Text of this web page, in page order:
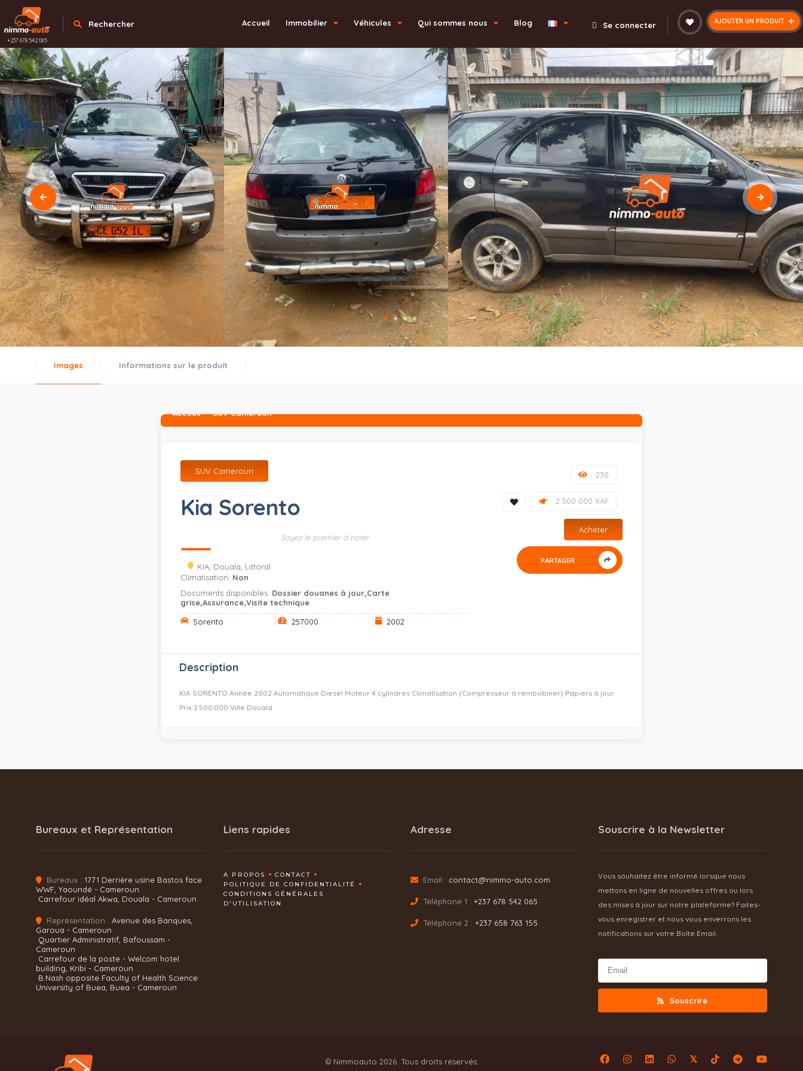
+237 678 542 065
Rechercher AJOUTER UN PRODUIT
Se connecter
Accueil Immobilier Véhicules Qui sommes nous Blog
Images Informations sur le produit
Accueil SUV Cameroun
SUV Cameroun
Kia Sorento
Soyez le premier à noter
KIA, Douala, Littoral
Climatisation: Non
Documents disponibles: Dossier douanes à jour,Carte
grise,Assurance,Visite technique
Sorento
257000 2002
230
2 500 000 XAF
Acheter
PARTAGER
Description
KIA SORENTO Année 2002 Automatique Diesel Moteur 4 cylindres Climatisation (Compresseur à rembobiner) Papiers à jour
Prix 2.500.000 Ville Douala
Bureaux et Représentation
Bureaux : 1771 Derrière usine Bastos face
WWF, Yaoundé - Cameroun
Carrefour idéal Akwa, Douala - Cameroun
Représentation : Avenue des Banques,
Garoua - Cameroun
Quartier Administratif, Bafoussam -
Cameroun
Carrefour de la poste - Welcom hotel
building, Kribi - Cameroun
B.Nash opposite Faculty of Health Science
University of Buea, Buea - Cameroun
Liens rapides
A PROPOS
CONTACT
POLITIQUE DE CONFIDENTIALITÉ
CONDITIONS GÉNÉRALES
D'UTILISATION
Adresse
Email : contact@nimmo-auto.com
Téléphone 1 : +237 678 542 065
Téléphone 2 : +237 658 763 155
Souscrire à la Newsletter
Vous souhaitez être informé lorsque nous
mettons en ligne de nouvelles offres ou lors
des mises à jour sur notre plateforme? Faites-
vous enregistrer et nous vous enverrons les
notifications sur votre Boîte Email.
Souscrire
© Nimmoauto 2026. Tous droits réservés. 𝕏